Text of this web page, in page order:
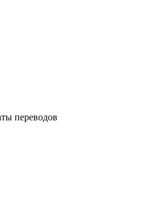
переводов